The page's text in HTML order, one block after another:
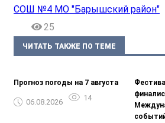
СОШ №4 МО "Барышский район"
25
ЧИТАТЬ ТАКЖЕ ПО ТЕМЕ
Прогноз погоды на 7 августа
06.08.2026 14